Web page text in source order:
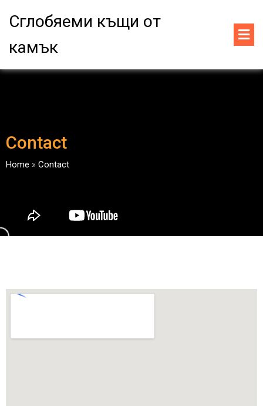
Сглобяеми къщи от
камък
Contact
Home » Contact